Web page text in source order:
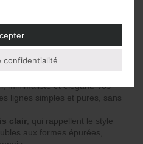
minimaliste et élégant. Vos
lignes simples et pures, sans
clair , qui rappellent le style
aux formes épurées,
confidentialité